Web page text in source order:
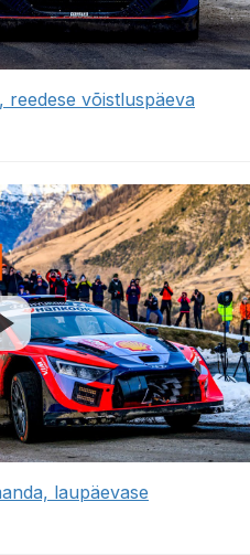
reedese võistluspäeva
laupäevase